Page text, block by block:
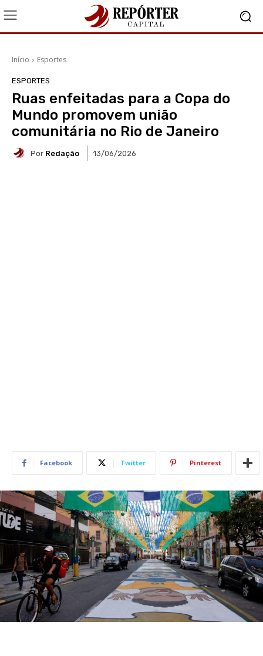
Início Esportes
ESPORTES
Ruas enfeitadas para a Copa do
Mundo promovem união
comunitária no Rio de Janeiro
Por Redação 13/06/2026
Facebook Twitter Pinterest